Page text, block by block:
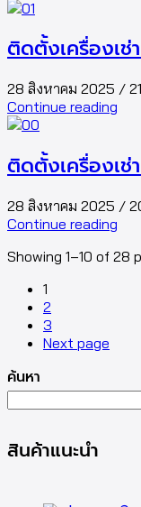
ติดตั้งเครื่องเช่
28 สิงหาคม 2025 /
Continue reading
ติดตั้งเครื่องเช่
28 สิงหาคม 2025 /
Continue reading
Showing 1–10 of 28
1
2
3
Next page
ค้นหา
สินค้าแนะนำ